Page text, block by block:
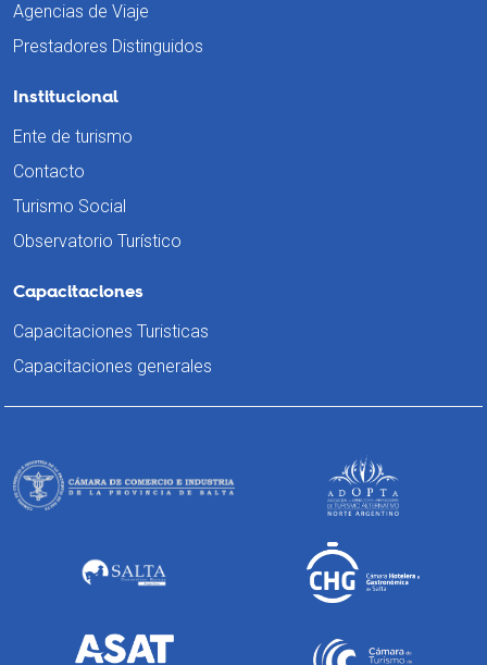
Agencias de Viaje
Prestadores Distinguidos
Institucional
Ente de turismo
Contacto
Turismo Social
Observatorio Turístico
Capacitaciones
Capacitaciones Turisticas
Capacitaciones generales